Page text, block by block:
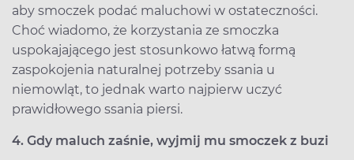
aby smoczek podać maluchowi w ostateczności.
Choć wiadomo, że korzystania ze smoczka
uspokajającego jest stosunkowo łatwą formą
zaspokojenia naturalnej potrzeby ssania u
niemowląt, to jednak warto najpierw uczyć
prawidłowego ssania piersi.
4. Gdy maluch zaśnie, wyjmij mu smoczek z buzi